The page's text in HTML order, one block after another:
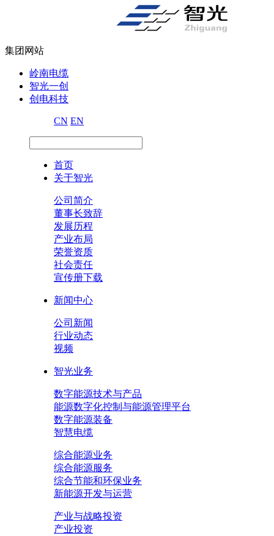
集团网站
岭南电缆
智光一创
创电科技
CN EN
首页
关于智光
公司简介
董事长致辞
发展历程
产业布局
荣誉资质
社会责任
宣传册下载
新闻中心
公司新闻
行业动态
视频
智光业务
数字能源技术与产品
能源数字化控制与能源管理平台
数字能源装备
智慧电缆
综合能源业务
综合能源服务
综合节能和环保业务
新能源开发与运营
产业与战略投资
产业投资